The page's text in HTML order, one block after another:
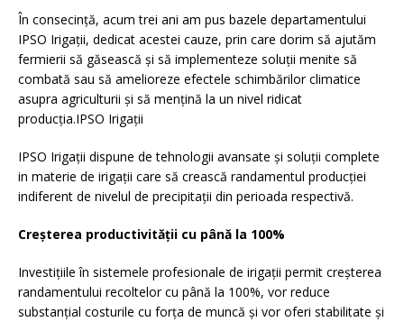
În consecință, acum trei ani am pus bazele departamentului
IPSO Irigații, dedicat acestei cauze, prin care dorim să ajutăm
fermierii să găsească și să implementeze soluții menite să
combată sau să amelioreze efectele schimbărilor climatice
asupra agriculturii și să mențină la un nivel ridicat
producția.IPSO Irigații
IPSO Irigații dispune de tehnologii avansate și soluții complete
in materie de irigații care să crească randamentul producției
indiferent de nivelul de precipitații din perioada respectivă.
Creșterea productivității cu până la 100%
Investițiile în sistemele profesionale de irigații permit creșterea
randamentului recoltelor cu până la 100%, vor reduce
substanțial costurile cu forța de muncă și vor oferi stabilitate și